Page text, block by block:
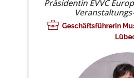
Präsidentin EVVC
Geschäftsführerin